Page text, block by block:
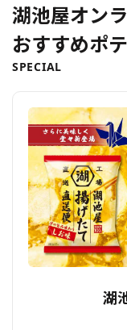
湖池屋オン
おすすめポ
SPECIAL
湖